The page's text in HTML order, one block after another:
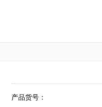
产品货号：